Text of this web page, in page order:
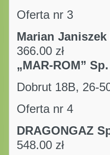
Oferta nr 3
Marian
366.00 zł
„MAR-ROM”
Dobrut
Oferta nr 4
548.00 zł